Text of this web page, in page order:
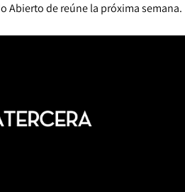
Abierto de reúne la próxima semana.